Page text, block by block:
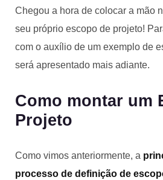
Chegou a hora de colocar a mão
seu próprio escopo de projeto!
com o auxílio de um exemplo de
será apresentado mais adiante.
Como montar um
Projeto
Como vimos anteriormente, a
processo de definição de